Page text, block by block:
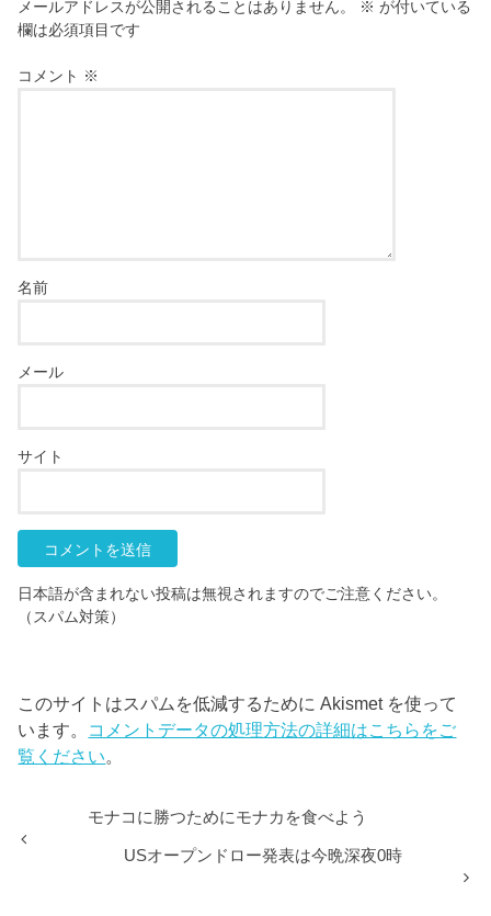
メールアドレスが公開されることはありません。 ※ が付いている
欄は必須項目です
コメント ※
名前
メール
サイト
日本語が含まれない投稿は無視されますのでご注意ください。
（スパム対策）
このサイトはスパムを低減するために Akismet を使って
います。 コメントデータの処理方法の詳細はこちらをご
覧ください。
モナコに勝つためにモナカを食べよう
USオープンドロー発表は今晩深夜0時